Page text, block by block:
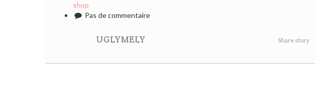
shop
Pas de commentaire
UGLYMELY Share story